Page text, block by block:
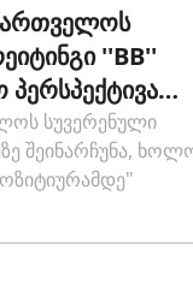
''BB''
სუვერენული
შეინარჩუნა,